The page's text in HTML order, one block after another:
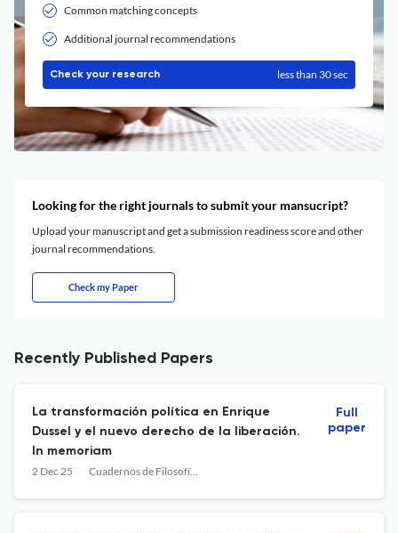
Common matching concepts
Additional journal recommendations
Check your research less than 30 sec
Looking for the right journals to submit your mansucript?
Upload your manuscript and get a submission readiness score and other
journal recommendations.
Check my Paper
Recently Published Papers
La transformación política en Enrique
Dussel y el nuevo derecho de la liberación.
In memoriam
2 Dec 25 Cuadernos de Filosofía Latinoamericana
Full
paper